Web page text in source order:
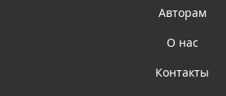
Авторам
О нас
Контакты